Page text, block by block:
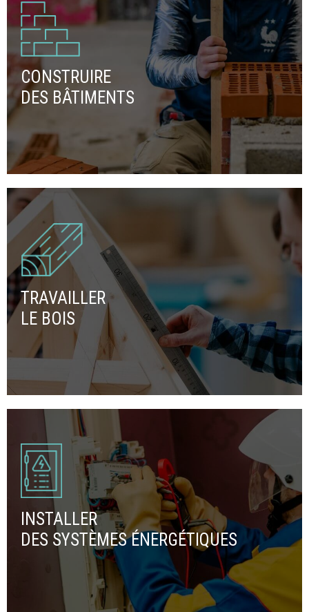
CONSTRUIRE
DES BÂTIMENTS
TRAVAILLER
LE BOIS
INSTALLER
DES SYSTÈMES ÉNERGÉTIQUES